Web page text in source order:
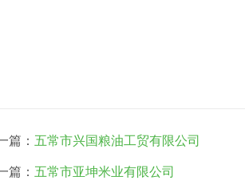
篇： 五常市兴国粮油工贸有限公司
篇： 五常市亚坤米业有限公司